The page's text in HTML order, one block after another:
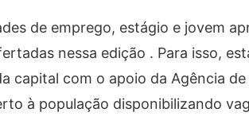
de emprego, estágio e jovem
nessa edição . Para isso,
capital com o apoio da Agência
à população disponibilizando